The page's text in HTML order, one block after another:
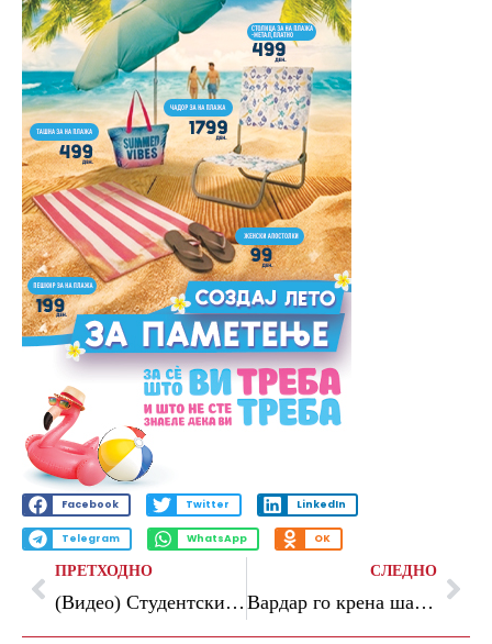
Facebook Twitter LinkedIn
Telegram WhatsApp OK
ПРЕТХОДНО
(Видео) Студентски собир во Белград: „Ова е еден од најголемите протести досега“
СЛЕДНО
Вардар го крена шампионскиот пехар